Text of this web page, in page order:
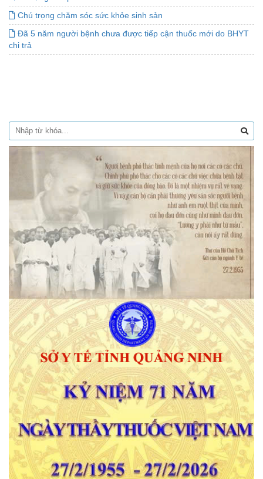
Chú trọng chăm sóc sức khỏe sinh sản
Đã 5 năm người bệnh chưa được tiếp cận thuốc mới do BHYT
chi trả